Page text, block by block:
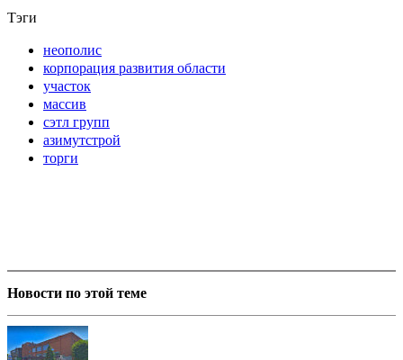
Тэги
неополис
корпорация развития области
участок
массив
сэтл групп
азимутстрой
торги
Новости по этой теме